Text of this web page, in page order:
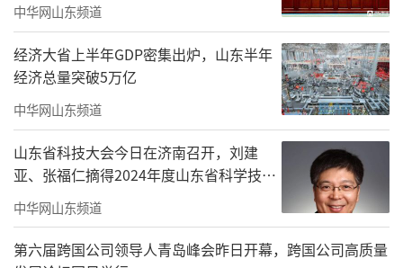
讲座中，李百华教授深切回顾了自己与山
东艺术学院结缘、深耕从教的经历。他立足自
身创作经历，结合时代发展，细致解读《永远
跟党走》《我的祖国》等经典红色歌曲作品的
创作背景和思想内涵，将党史知识与音乐赏析
巧妙结合，引导师生读懂旋律里的中国故事、
音符中的精神力量。
中华网山东频道
经济大省上半年GDP密集出炉，山东半年
经济总量突破5万亿
中华网山东频道
山东省科技大会今日在济南召开，刘建
亚、张福仁摘得2024年度山东省科学技术
奖最高奖！
中华网山东频道
第六届跨国公司领导人青岛峰会昨日开幕，跨国公司高质量